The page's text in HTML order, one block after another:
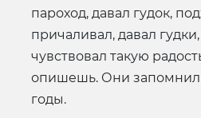
пароход, давал гудок,
причаливал, давал
чувствовал такую
опишешь. Они
годы.